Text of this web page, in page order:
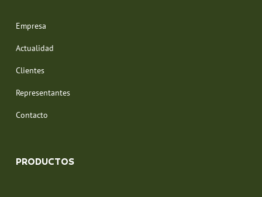
Empresa
Actualidad
Clientes
Representantes
Contacto
PRODUCTOS